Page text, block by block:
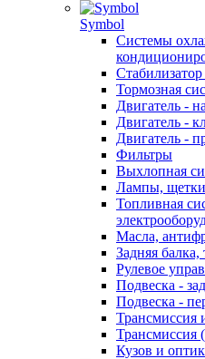
Symbol
Системы
Тормозная
Двигатель -
Двигатель -
Двигатель -
Фильтры
Выхлопная
Лампы,
Топливная
Масла,
Задняя
Рулевое
Подвеска -
Подвеска -
Кузов и